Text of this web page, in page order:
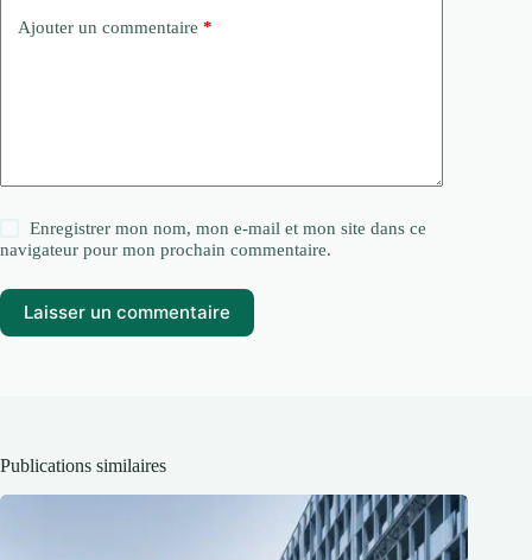
Ajouter un commentaire *
Enregistrer mon nom, mon e-mail et mon site dans ce
navigateur pour mon prochain commentaire.
Laisser un commentaire
Publications similaires